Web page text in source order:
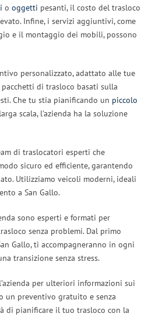
o oggetti pesanti, il costo del trasloco
Infine, i servizi aggiuntivi, come
e il montaggio dei mobili, possono
personalizzato, adattato alle tue
di trasloco basati sulla
Che tu stia pianificando un piccolo
scala, l’azienda ha la soluzione
di traslocatori esperti che
sicuro ed efficiente, garantendo
Utilizziamo veicoli moderni, ideali
a San Gallo.
sono esperti e formati per
senza problemi. Dal primo
Gallo, ti accompagneranno in ogni
transizione senza stress.
per ulteriori informazioni sui
un preventivo gratuito e senza
di pianificare il tuo trasloco con la